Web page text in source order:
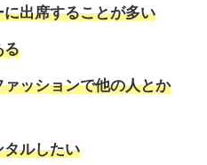
出席することが多い
る
ッションで他の人とか
タルしたい